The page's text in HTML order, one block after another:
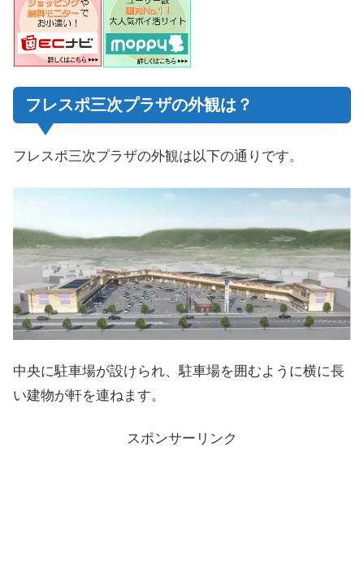
フレスポ三次プラザの外観は？
フレスポ三次プラザの外観は以下の通りです。
中央に駐車場が設けられ、駐車場を囲むように横に長
い建物が軒を連ねます。
スポンサーリンク